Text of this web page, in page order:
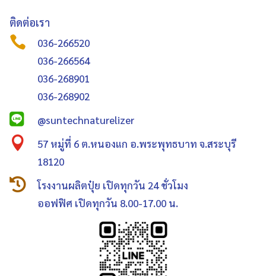
ติดต่อเรา

036-266520
036-266564
036-268901
036-268902
 @suntechnaturelizer

57 หมู่ที่ 6 ต.หนองแก อ.พระพุทธบาท จ.สระบุรี
18120

โรงงานผลิตปุ๋ย เปิดทุกวัน 24 ชั่วโมง
ออฟฟิศ เปิดทุกวัน 8.00-17.00 น.